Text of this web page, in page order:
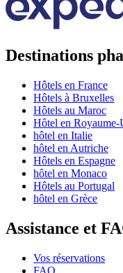
Destinations
Hôtels en France
Hôtels à Bruxelles
Hôtels au Maroc
Hôtel en Royaume-
hôtel en Italie
hôtel en Autriche
Hôtels en Espagne
hôtel en Monaco
Hôtels au Portugal
hôtel en Grèce
Assistance et
Vos réservations
FAQ